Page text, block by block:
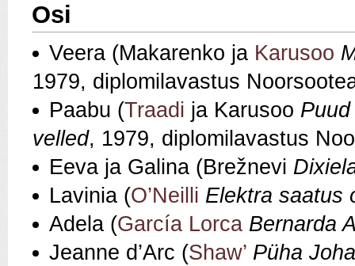
Osi
Veera (Makarenko ja Karusoo
1979, diplomilavastus
Paabu (Traadi ja Karusoo
velled, 1979, diplomilavastus
Eeva ja Galina (Brežnevi
Lavinia (O’Neilli Elektra saatus
Adela (García Lorca Bernarda
Jeanne d’Arc (Shaw’ Püha